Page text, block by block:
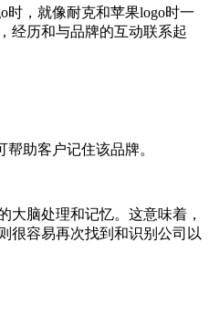
时，就像耐克和苹果logo时一
经历和与品牌的互动联系起
助客户记住该品牌。
大脑处理和记忆。这意味着，
很容易再次找到和识别公司以